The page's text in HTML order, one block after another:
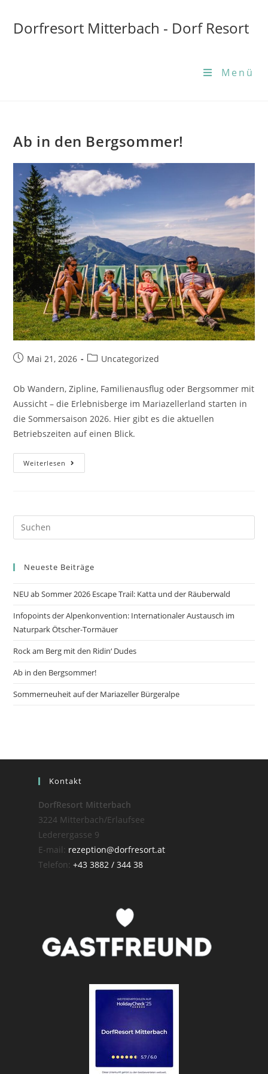
Dorfresort Mitterbach - Dorf Resort
Menü
Ab in den Bergsommer!
Mai 21, 2026 Uncategorized
Ob Wandern, Zipline, Familienausflug oder Bergsommer mit
Aussicht – die Erlebnisberge im Mariazellerland starten in
die Sommersaison 2026. Hier gibt es die aktuellen
Betriebszeiten auf einen Blick.
Weiterlesen
Neueste Beiträge
NEU ab Sommer 2026 Escape Trail: Katta und der Räuberwald
Infopoints der Alpenkonvention: Internationaler Austausch im
Naturpark Ötscher-Tormäuer
Rock am Berg mit den Ridin‘ Dudes
Ab in den Bergsommer!
Sommerneuheit auf der Mariazeller Bürgeralpe
Kontakt
DorfResort Mitterbach
3224 Mitterbach/Erlaufsee
Lederergasse 9
E-mail: rezeption@dorfresort.at
Telefon:+43 3882 / 344 38